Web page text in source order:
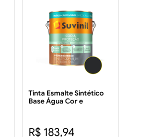
Tinta Esmalte Sintético
Base Água Cor e
R$ 183,94